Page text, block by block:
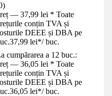
)
— 37,99 lei * Toate
conțin TVA și
DEEE și DBA pe
37,99 lei*/ buc.
cumpărarea a 12 buc.:
— 36,05 lei * Toate
conțin TVA și
DEEE și DBA pe
36,05 lei*/ buc.